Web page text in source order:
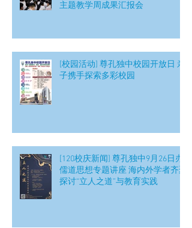
主题教学周成果汇报会
[校园活动] 尊孔独中校园开放日 亲
子携手探索多彩校园
[120校庆新闻] 尊孔独中9月26日办
儒道思想专题讲座 海内外学者齐聚
探讨“立人之道”与教育实践